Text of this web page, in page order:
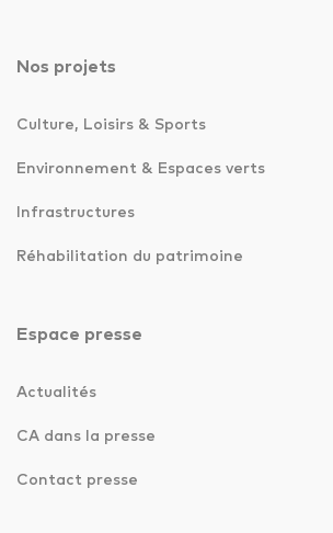
Nos projets
Culture, Loisirs & Sports
Environnement & Espaces verts
Infrastructures
Réhabilitation du patrimoine
Espace presse
Actualités
CA dans la presse
Contact presse